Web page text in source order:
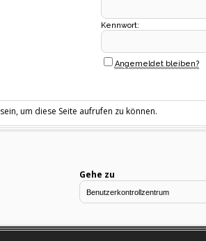
Kennwort:
Angemeldet bleiben?
sein, um diese Seite aufrufen zu können.
Gehe zu